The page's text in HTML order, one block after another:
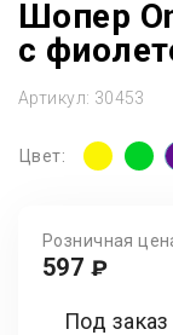
Шопер
с
Артикул: 30453
Цвет:
Розничная
597 ₽
Под заказ